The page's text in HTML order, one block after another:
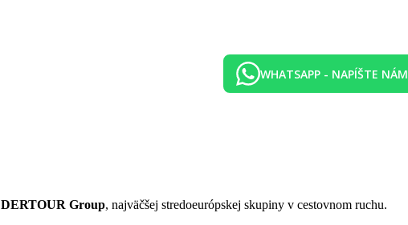
WHATSAPP - NAPÍŠTE NÁM
DERTOUR Group, najväčšej stredoeurópskej skupiny v cestovnom ruchu.